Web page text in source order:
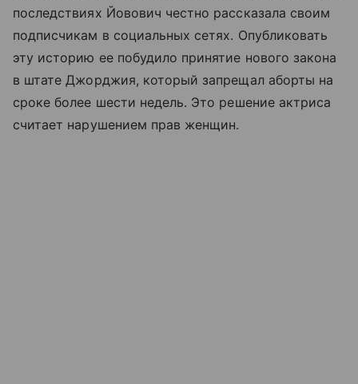
последствиях Йовович честно рассказала своим
подписчикам в социальных сетях. Опубликовать
эту историю ее побудило принятие нового закона
в штате Джорджия, который запрещал аборты на
сроке более шести недель. Это решение актриса
считает нарушением прав женщин.